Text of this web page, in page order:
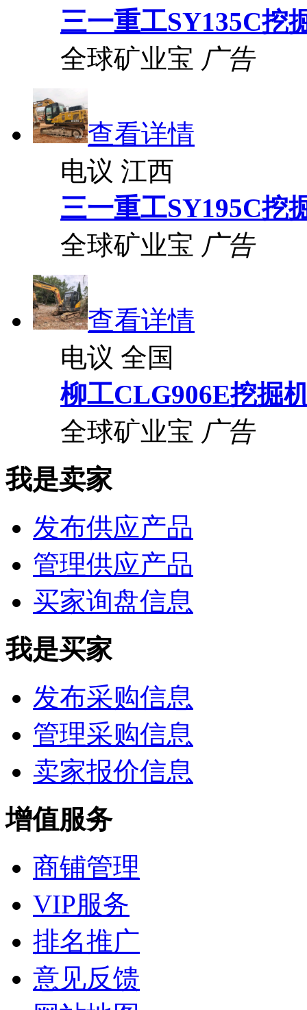
三一重工SY135C挖
全球矿业宝 广告
查看详情
电议 江西
三一重工SY195C挖
全球矿业宝 广告
查看详情
电议 全国
柳工CLG906E挖掘
全球矿业宝 广告
我是卖家
发布供应产品
管理供应产品
买家询盘信息
我是买家
发布采购信息
管理采购信息
卖家报价信息
增值服务
商铺管理
VIP服务
排名推广
意见反馈